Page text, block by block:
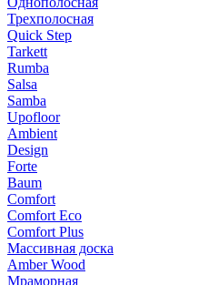
Трехполосная
Quick Step
Tarkett
Rumba
Salsa
Samba
Upofloor
Ambient
Design
Forte
Baum
Comfort
Comfort Eco
Comfort Plus
Массивная доска
Amber Wood
Мраморная